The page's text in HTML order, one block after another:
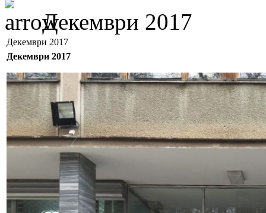
Декември 2017
Декември 2017
Декември 2017